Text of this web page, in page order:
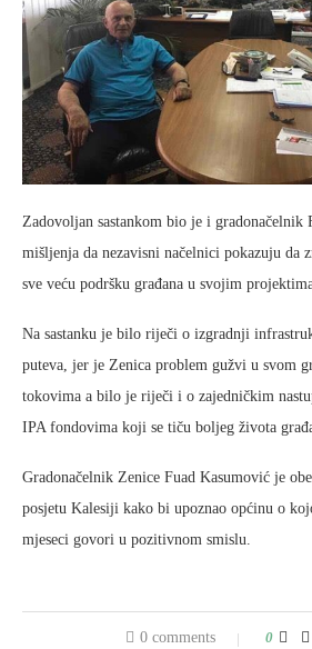
Zadovoljan sastankom bio je i gradonačelnik
mišljenja da nezavisni načelnici pokazuju da
sve veću podršku građana u svojim
Na sastanku je bilo riječi o izgradnji
puteva, jer je Zenica problem gužvi u svom
tokovima a bilo je riječi i o zajedničkim
IPA fondovima koji se tiču boljeg života
Gradonačelnik Zenice Fuad Kasumović je
posjetu Kalesiji kako bi upoznao općinu o
mjeseci govori u pozitivnom smislu.
0 comments 0